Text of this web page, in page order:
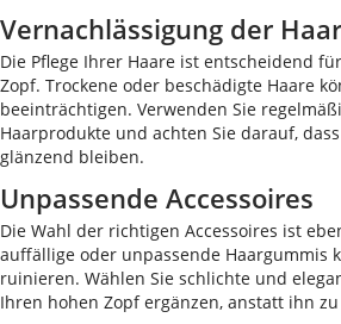
Vernachlässigung der
Die Pflege Ihrer Haare ist entscheidend
Zopf. Trockene oder beschädigte Haare
beeinträchtigen. Verwenden Sie
Haarprodukte und achten Sie darauf,
glänzend bleiben.
Unpassende Accessoires
Die Wahl der richtigen Accessoires ist
auffällige oder unpassende Haargummis
ruinieren. Wählen Sie schlichte und
Ihren hohen Zopf ergänzen, anstatt ihn